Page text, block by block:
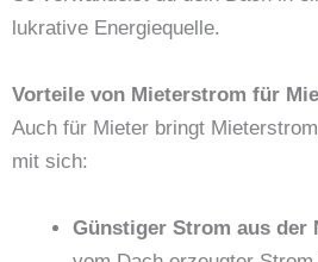
lukrative Energiequelle.
Vorteile von Mieterstrom für
Auch für Mieter bringt
mit sich:
Günstiger Strom aus der